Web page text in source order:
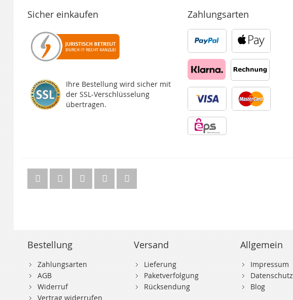
Sicher einkaufen
Ihre Bestellung wird sicher mit
der SSL-Verschlüsselung
übertragen.
Zahlungsarten
Bestellung
Zahlungsarten
AGB
Widerruf
Vertrag widerrufen
Versand
Lieferung
Paketverfolgung
Rücksendung
Allgemein
Impressum
Datenschutz
Blog